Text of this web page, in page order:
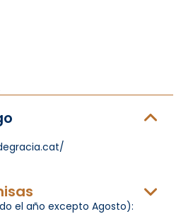
el año excepto Agosto):